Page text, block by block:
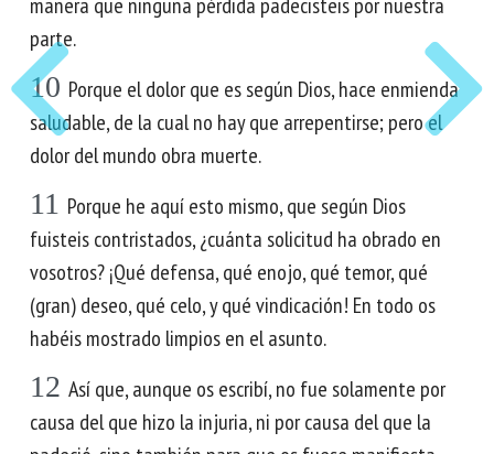
parte.
10 Porque el dolor que es según Dios, hace enmienda
saludable, de la cual no hay que arrepentirse; pero el
dolor del mundo obra muerte.
11 Porque he aquí esto mismo, que según Dios
fuisteis contristados, ¿cuánta solicitud ha obrado en
vosotros? ¡Qué defensa, qué enojo, qué temor, qué
(gran) deseo, qué celo, y qué vindicación! En todo os
habéis mostrado limpios en el asunto.
12 Así que, aunque os escribí, no fue solamente por
causa del que hizo la injuria, ni por causa del que la